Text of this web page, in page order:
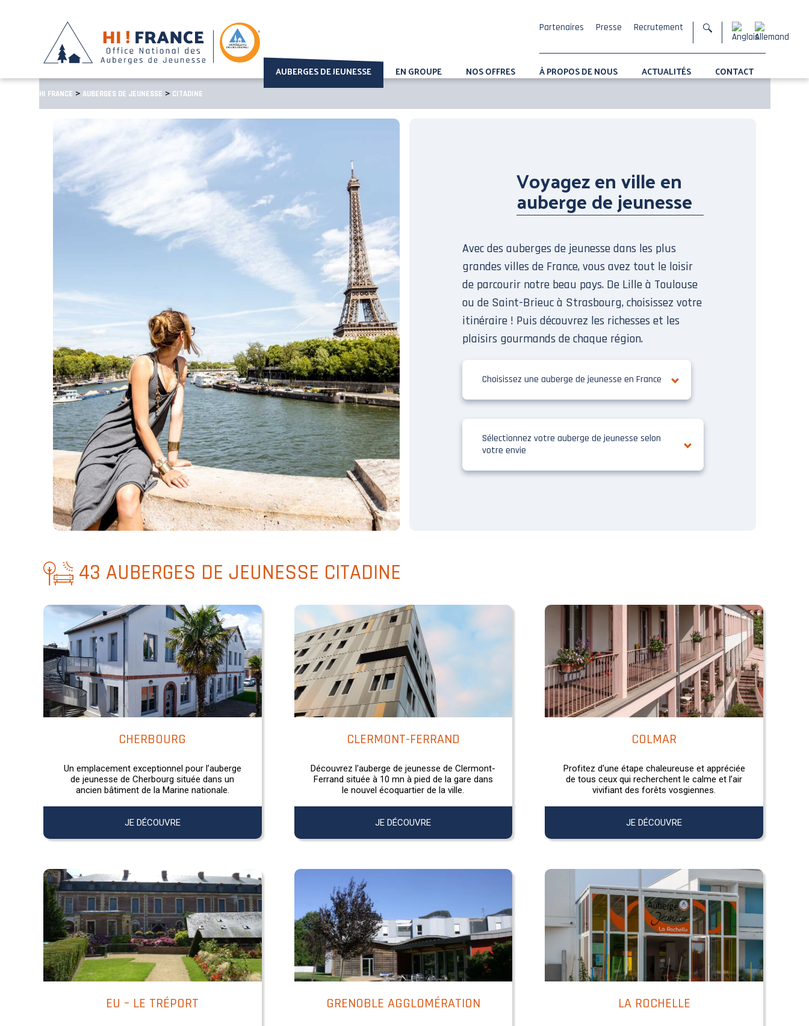
Partenaires Presse Recrutement
AUBERGES DE JEUNESSE EN GROUPE NOS OFFRES À PROPOS DE NOUS ACTUALITÉS CONTACT
HI FRANCE > AUBERGES DE JEUNESSE > CITADINE
Voyagez en ville en
auberge de jeunesse
Avec des auberges de jeunesse dans les plus
grandes villes de France, vous avez tout le loisir
de parcourir notre beau pays. De Lille à Toulouse
ou de Saint-Brieuc à Strasbourg, choisissez votre
itinéraire ! Puis découvrez les richesses et les
plaisirs gourmands de chaque région.
Choisissez une auberge de jeunesse en France
Sélectionnez votre auberge de jeunesse selon
votre envie
43 AUBERGES DE JEUNESSE CITADINE
CHERBOURG
Un emplacement exceptionnel pour l’auberge
de jeunesse de Cherbourg située dans un
ancien bâtiment de la Marine nationale.
JE DÉCOUVRE
CLERMONT-FERRAND
Découvrez l'auberge de jeunesse de Clermont-
Ferrand située à 10 mn à pied de la gare dans
le nouvel écoquartier de la ville.
JE DÉCOUVRE
COLMAR
Profitez d'une étape chaleureuse et appréciée
de tous ceux qui recherchent le calme et l’air
vivifiant des forêts vosgiennes.
JE DÉCOUVRE
EU – LE TRÉPORT GRENOBLE AGGLOMÉRATION LA ROCHELLE